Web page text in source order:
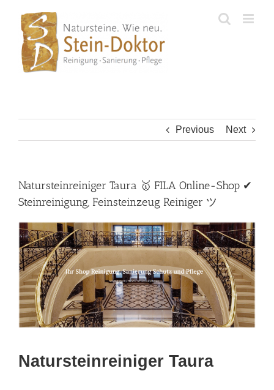
content
Previous Next
Natursteinreiniger Taura 🥇 FILA Online-Shop ✔
Steinreinigung, Feinsteinzeug Reiniger ツ
Natursteinreiniger Taura